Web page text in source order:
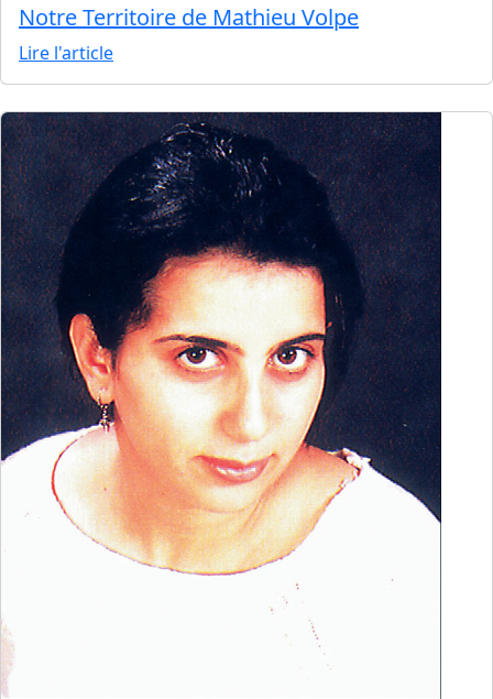
Notre Territoire de Mathieu Volpe
Lire l'article